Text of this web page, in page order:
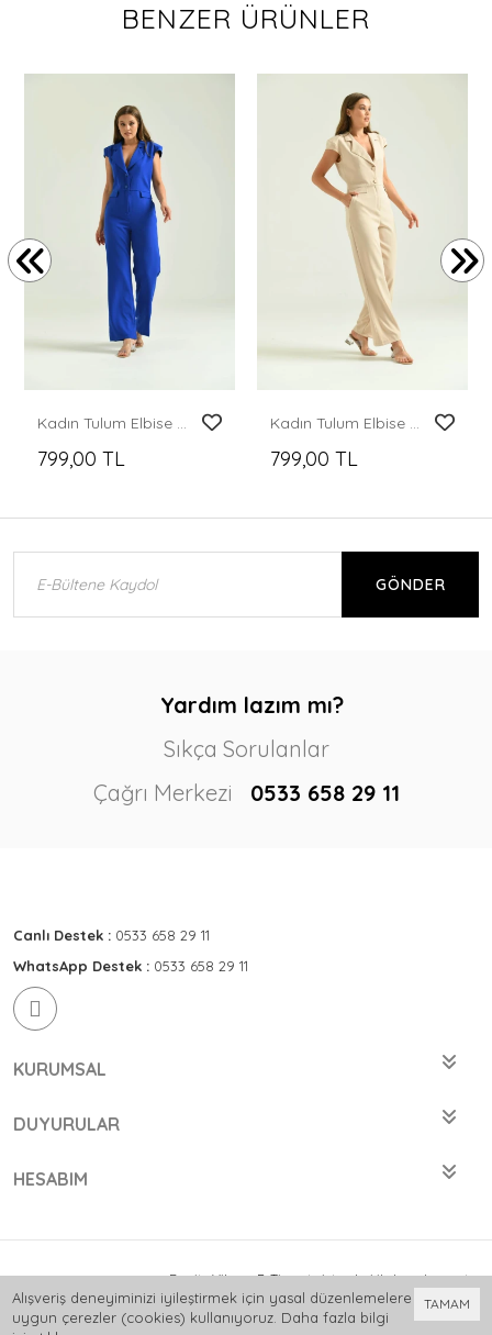
BENZER ÜRÜNLER
Kadın Tulum Elbise Ceket Yaka Kumaş Tulum Elbise Saks - T106
799,00 TL
Kadın Tulum Elbise Ceket Yaka Kumaş Tulum Elbise Taş - T106
799,00 TL
GÖNDER
Yardım lazım mı?
Sıkça Sorulanlar
Çağrı Merkezi
0533 658 29 11
Canlı Destek : 0533 658 29 11
WhatsApp Destek : 0533 658 29 11
KURUMSAL
DUYURULAR
HESABIM
Bu siteVikaon E-Ticaret sistemleriile hazırlanmıştır.
TAMAM
Alışveriş deneyiminizi iyileştirmek için yasal düzenlemelere
uygun çerezler (cookies) kullanıyoruz. Daha fazla bilgi